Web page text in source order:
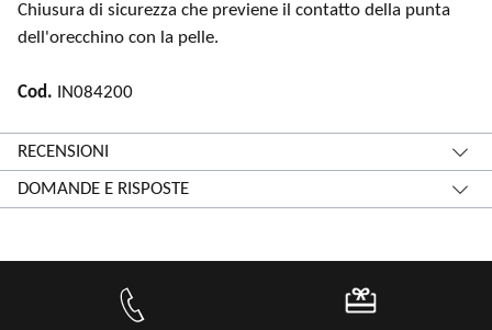
Chiusura di sicurezza che previene il contatto della punta
dell'orecchino con la pelle.
Cod. IN084200
RECENSIONI
DOMANDE E RISPOSTE